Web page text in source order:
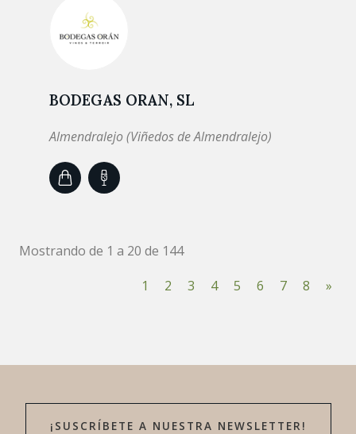
BODEGAS ORAN, SL
Almendralejo (Viñedos de Almendralejo)
Mostrando de 1 a 20 de 144
1
2 3 4 5 6 7 8 »
¡SUSCRÍBETE A NUESTRA NEWSLETTER!